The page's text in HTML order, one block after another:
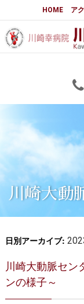
HOME ア
大動脈センターにつ
はじめに
都道府県別患者マップ
大動脈瘤について 基
3分でわかる大動脈
腹部大動脈瘤の治療
大動脈弁・大動脈基
川崎大動
日別アーカイブ:
川崎大動脈セン
ンの様子～